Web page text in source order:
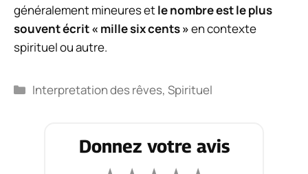
généralement mineures etle nombre est le plus
souvent écrit « mille six cents »en contexte
spirituel ou autre.
Catégories
Interpretation des rêves,Spirituel
Donnez votre avis